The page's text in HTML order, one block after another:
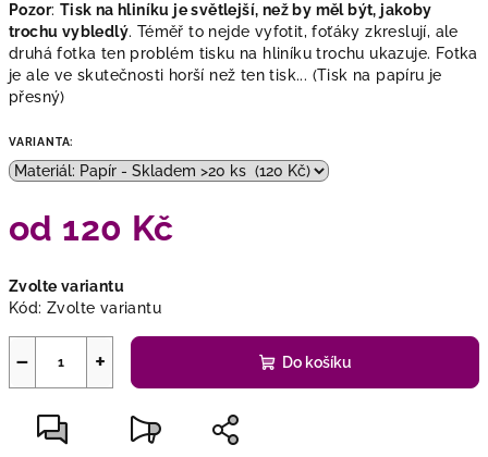
Pozor: Tisk na hliníku je světlejší, než by měl být, jakoby
trochu vybledlý. Téměř to nejde vyfotit, foťáky zkreslují, ale
druhá fotka ten problém tisku na hliníku trochu ukazuje. Fotka
je ale ve skutečnosti horší než ten tisk... (Tisk na papíru je
přesný)
VARIANTA:
od 120 Kč
cena:
Zvolte variantu
Kód: Zvolte variantu
+
− Do košíku